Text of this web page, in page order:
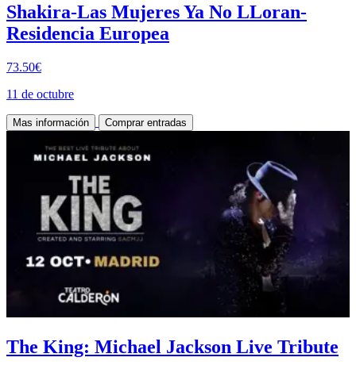
Shakira-Las Mujeres Ya No LLoran-
Residencia Europea
73.50€
11 de octubre
Mas información Comprar entradas
The King: Michael Jackson Live Tribute